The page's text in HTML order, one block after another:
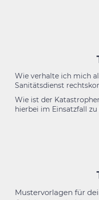
Wie verhalte ich mich
Sanitätsdienst
Wie ist der
hierbei im Einsatzfall zu
Mustervorlagen für